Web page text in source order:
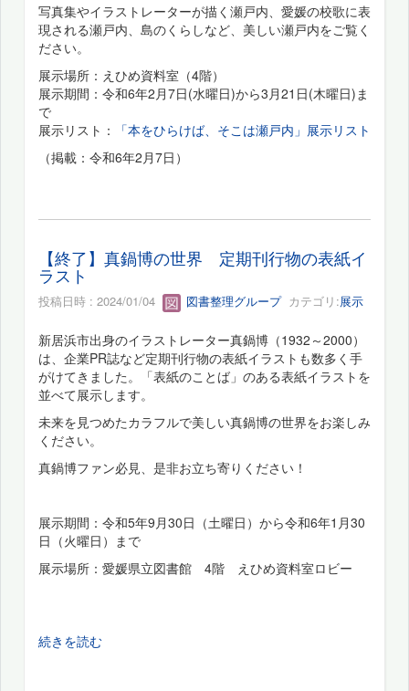
写真集やイラストレーターが描く瀬戸内、愛媛の校歌に表
現される瀬戸内、島のくらしなど、美しい瀬戸内をご覧く
ださい。
展示場所：えひめ資料室（4階）
展示期間：令和6年2月7日(水曜日)から3月21日(木曜日)ま
で
展示リスト：
「本をひらけば、そこは瀬戸内」展示リスト
（掲載：令和6年2月7日）
【終了】真鍋博の世界 定期刊行物の表紙イ
ラスト
投稿日時 : 2024/01/04 図書整理グループカテゴリ:展示
新居浜市出身のイラストレーター真鍋博（1932～2000）
は、企業PR誌など定期刊行物の表紙イラストも数多く手
がけてきました。「表紙のことば」のある表紙イラストを
並べて展示します。
未来を見つめたカラフルで美しい真鍋博の世界をお楽しみ
ください。
真鍋博ファン必見、是非お立ち寄りください！
展示期間：令和5年9月30日（土曜日）から令和6年1月30
日（火曜日）まで
展示場所：愛媛県立図書館 4階 えひめ資料室ロビー
続きを読む